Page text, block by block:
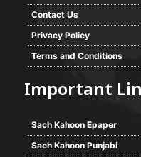
Contact Us
Privacy Policy
Terms and Conditions
Important
Sach Kahoon Epaper
Sach Kahoon Punjabi